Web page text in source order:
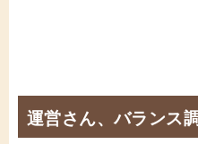
運営さん、バランス